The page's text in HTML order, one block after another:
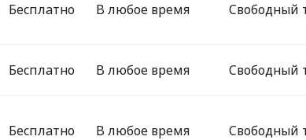
Бесплатно Свободный
В любое время
Бесплатно Свободный
В любое время
Бесплатно Свободный
В любое время